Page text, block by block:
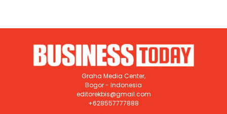
Graha Media Center,
Bogor - Indonesia
editorekbis@gmail.com
+628557777888